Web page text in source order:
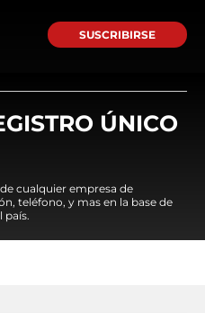
SUSCRIBIRSE
ÚNICO
cualquier empresa de
teléfono, y mas en la base de
país.